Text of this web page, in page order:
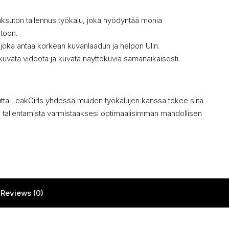
tallennus työkalu, joka hyödyntää monia
antaa korkean kuvanlaadun ja helpon UI:n.
videota ja kuvata näyttökuvia samanaikaisesti.
LeakGirls yhdessä muiden työkalujen kanssa tekee siitä
varmistaaksesi optimaalisimman mahdollisen
Reviews (0)